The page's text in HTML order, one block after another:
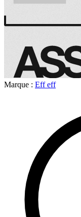
Marque : Eff eff